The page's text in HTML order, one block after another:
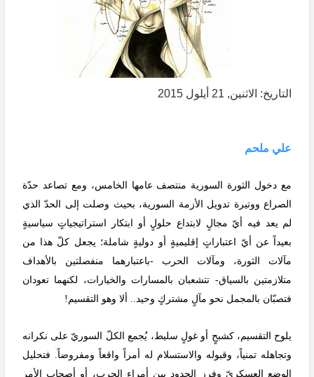
التاريخ: الاثنين, 21 أيلول 2015
علي ملحم
مع دخول الثورة السورية منتصف عامها الخامس، ومع تصاعد حدّة
الصراع ووتيرة تدويل الأزمة السورية، بحيث وصلت إلى الحدّ الذي
لم يعد فيه أيّ مجالٍ لابتداع حلولٍ أو ابتكار استراتيجياتٍ سياسيةٍ
بعيداً عن أيّ اعتباراتٍ إقليميةٍ أو دوليةٍ شاملة؛ يجعل كلّ هذا من
مآلات الثورة، ومآلات الحرب -باعتبارهما منفصلتين بالأهداف
متلازمتين بالسياق- تتشعبان بالمسارات والخيارات، لكنهما تعودان
فتصبّان بالمجمل نحو مآلٍ مشتركٍ وحيد.. ألا وهو التقسيم!
يلوح التقسيم، كشبحٍ أو غولٍ سليط، يُجمع الكلّ السوريّ على نكرانه
وتجاهله تمنياً، وقبوله والاستسلام له أمراً واقعاً ومفروضاً. فتحليل
الوضع العسكريّ وفرز الحدود بين أمراء الحرب، أو أصحاب الأمر